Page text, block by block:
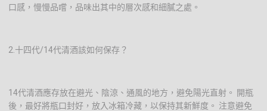
口感，慢慢品嚐，品味出其中的層次感和細膩之處。
2.十四代/14代清酒該如何保存？
14代清酒應存放在避光、陰涼、通風的地方，避免陽光直射。 開瓶
後，最好將瓶口封好，放入冰箱冷藏，以保持其新鮮度。 注意避免